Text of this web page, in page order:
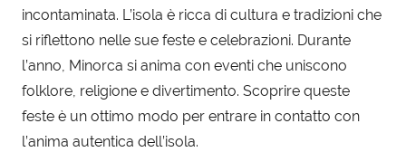
incontaminata. L’isola è ricca di cultura e tradizioni che
si riflettono nelle sue feste e celebrazioni. Durante
l’anno, Minorca si anima con eventi che uniscono
folklore, religione e divertimento. Scoprire queste
feste è un ottimo modo per entrare in contatto con
l’anima autentica dell’isola.